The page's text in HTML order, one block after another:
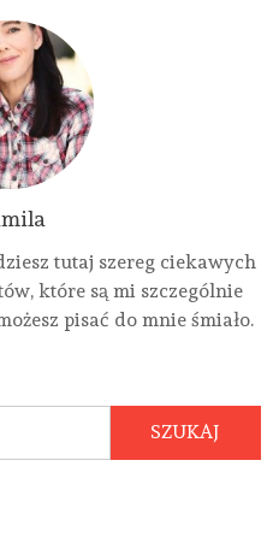
tutaj szereg ciekawych
które są mi szczególnie
pisać do mnie śmiało.